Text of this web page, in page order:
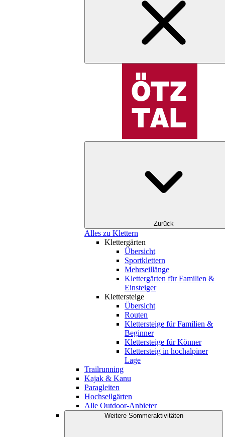
Zurück
Alles zu Klettern
Klettergärten
Übersicht
Sportklettern
Mehrseillänge
Klettergärten für Familien &
Einsteiger
Klettersteige
Übersicht
Routen
Klettersteige für Familien &
Beginner
Klettersteige für Könner
Klettersteig in hochalpiner
Lage
Trailrunning
Kajak & Kanu
Paragleiten
Hochseilgärten
Alle Outdoor-Anbieter
Weitere Sommeraktivitäten